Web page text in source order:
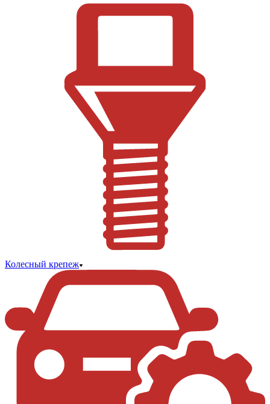
Колесный крепеж